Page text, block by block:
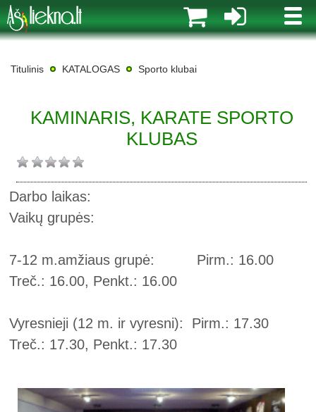
MENIU
Titulinis KATALOGAS Sporto klubai
KAMINARIS, KARATE SPORTO
KLUBAS
Darbo laikas:
Vaikų grupės:
7-12 m.amžiaus grupė: Pirm.: 16.00
Treč.: 16.00, Penkt.: 16.00
Vyresnieji (12 m. ir vyresni): Pirm.: 17.30
Treč.: 17.30, Penkt.: 17.30